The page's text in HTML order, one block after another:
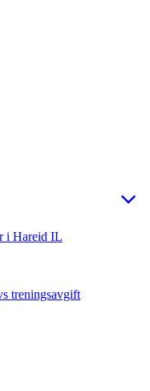
i Hareid IL
treningsavgift